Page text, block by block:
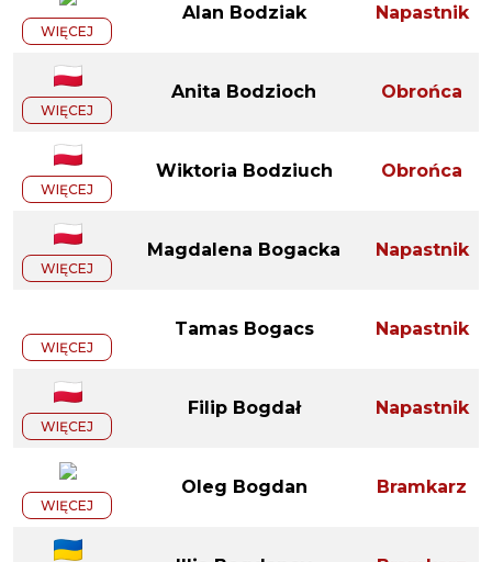
WIĘCEJ
Alan Bodziak Napastnik
WIĘCEJ
Anita Bodzioch Obrońca
WIĘCEJ
Wiktoria Bodziuch Obrońca
WIĘCEJ
Magdalena Bogacka Napastnik
WIĘCEJ
Tamas Bogacs Napastnik
WIĘCEJ
Filip Bogdał Napastnik
WIĘCEJ
Oleg Bogdan Bramkarz